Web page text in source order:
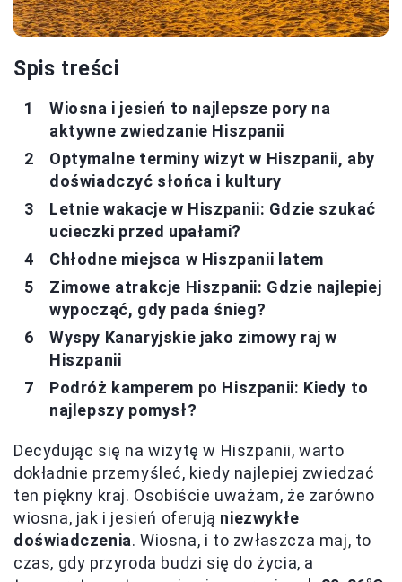
Spis treści
Wiosna i jesień to najlepsze pory na
aktywne zwiedzanie Hiszpanii
Optymalne terminy wizyt w Hiszpanii, aby
doświadczyć słońca i kultury
Letnie wakacje w Hiszpanii: Gdzie szukać
ucieczki przed upałami?
Chłodne miejsca w Hiszpanii latem
Zimowe atrakcje Hiszpanii: Gdzie najlepiej
wypocząć, gdy pada śnieg?
Wyspy Kanaryjskie jako zimowy raj w
Hiszpanii
Podróż kamperem po Hiszpanii: Kiedy to
najlepszy pomysł?
Decydując się na wizytę w Hiszpanii, warto
dokładnie przemyśleć, kiedy najlepiej zwiedzać
ten piękny kraj. Osobiście uważam, że zarówno
wiosna, jak i jesień oferują niezwykłe
doświadczenia. Wiosna, i to zwłaszcza maj, to
czas, gdy przyroda budzi się do życia, a